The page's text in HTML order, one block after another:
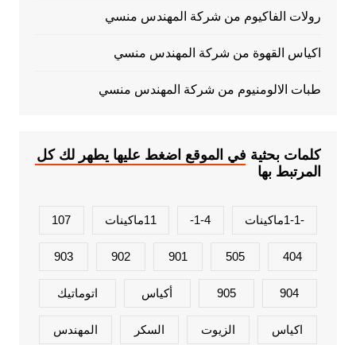
رولات الفاكيوم من شركة المهندس منسي
اكياس القهوة من شركة المهندس منسي
طبات الالومنيوم من شركة المهندس منسي
كلمات بحثية في الموقع اضغط عليها يطهر لك كل
المرتبط بها
-1-1ماكينات 1-4- 11ماكينات 107
404
505
901
902
903
904
905 أكياس اتوماتيك
اكياس الزيوت السكر المهندس